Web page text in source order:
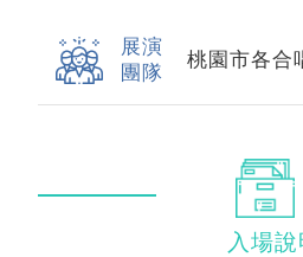
展演
團隊
桃園市各合
入場說